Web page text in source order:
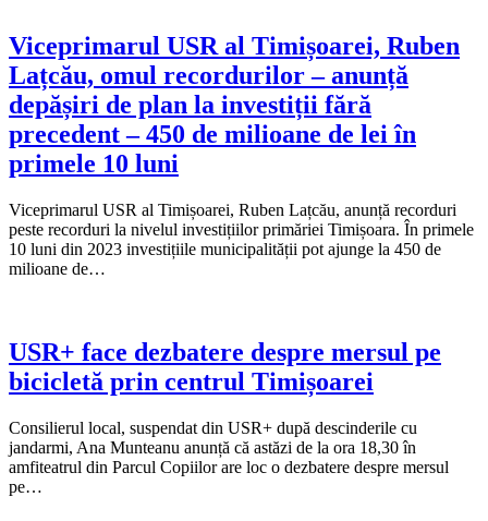
Viceprimarul USR al Timișoarei, Ruben
Lațcău, omul recordurilor – anunță
depășiri de plan la investiții fără
precedent – 450 de milioane de lei în
primele 10 luni
Viceprimarul USR al Timișoarei, Ruben Lațcău, anunță recorduri
peste recorduri la nivelul investițiilor primăriei Timișoara. În primele
10 luni din 2023 investițiile municipalității pot ajunge la 450 de
milioane de…
USR+ face dezbatere despre mersul pe
bicicletă prin centrul Timișoarei
Consilierul local, suspendat din USR+ după descinderile cu
jandarmi, Ana Munteanu anunță că astăzi de la ora 18,30 în
amfiteatrul din Parcul Copiilor are loc o dezbatere despre mersul
pe…